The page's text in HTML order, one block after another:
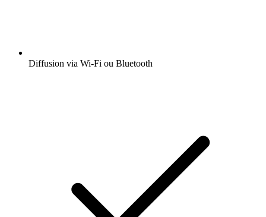
Diffusion via Wi-Fi ou Bluetooth